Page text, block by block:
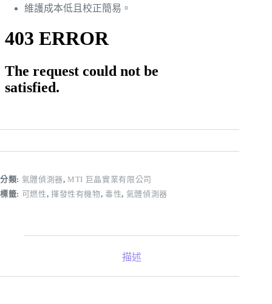
維護成本低且校正簡易。
分類: 氣體偵測器,MTI 巨晶實業有限公司
標籤: 可燃性, 揮發性有機物,毒性, 氣體偵測器
描述